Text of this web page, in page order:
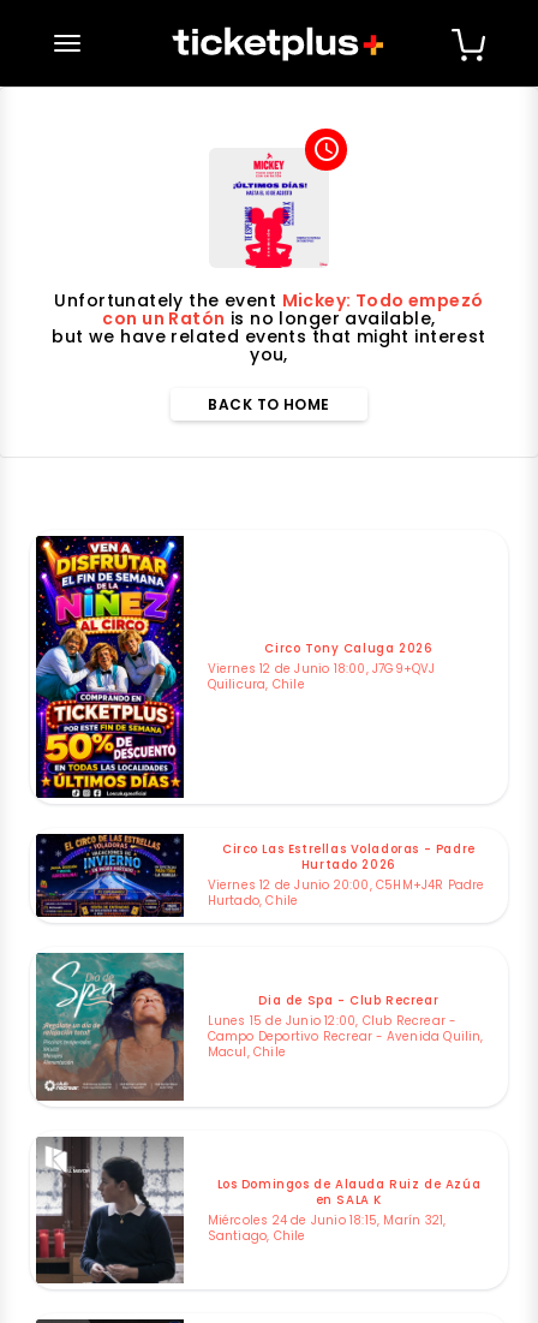
desplegar navegación
access_time
Unfortunately the event Mickey: Todo empezó
con un Ratón is no longer available,
but we have related events that might interest
you,
BACK TO HOME
Circo Tony Caluga 2026
Viernes 12 de Junio 18:00, J7G9+QVJ
Quilicura, Chile
Circo Las Estrellas Voladoras - Padre
Hurtado 2026
Viernes 12 de Junio 20:00, C5HM+J4R Padre
Hurtado, Chile
Dia de Spa - Club Recrear
Lunes 15 de Junio 12:00, Club Recrear -
Campo Deportivo Recrear - Avenida Quilin,
Macul, Chile
Los Domingos de Alauda Ruiz de Azúa
en SALA K
Miércoles 24 de Junio 18:15, Marín 321,
Santiago, Chile